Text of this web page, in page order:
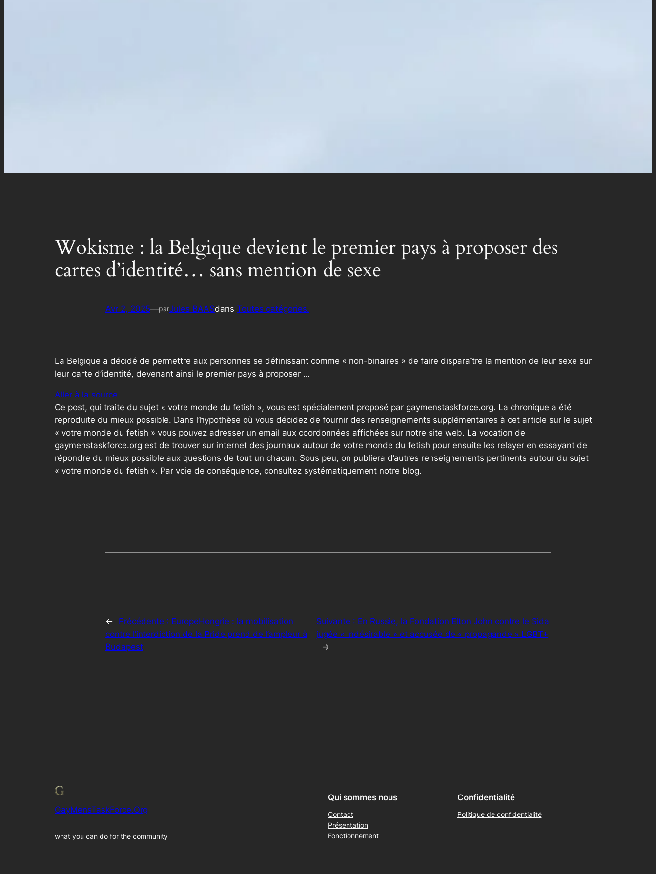
Wokisme : la Belgique devient le premier pays à proposer des
cartes d’identité… sans mention de sexe
Avr 2, 2025—parJules BAASdans Toutes catégories.
La Belgique a décidé de permettre aux personnes se définissant comme « non-binaires » de faire disparaître la mention de leur sexe sur
leur carte d’identité, devenant ainsi le premier pays à proposer …
Aller à la source
Ce post, qui traite du sujet « votre monde du fetish », vous est spécialement proposé par gaymenstaskforce.org. La chronique a été
reproduite du mieux possible. Dans l’hypothèse où vous décidez de fournir des renseignements supplémentaires à cet article sur le sujet
« votre monde du fetish » vous pouvez adresser un email aux coordonnées affichées sur notre site web. La vocation de
gaymenstaskforce.org est de trouver sur internet des journaux autour de votre monde du fetish pour ensuite les relayer en essayant de
répondre du mieux possible aux questions de tout un chacun. Sous peu, on publiera d’autres renseignements pertinents autour du sujet
« votre monde du fetish ». Par voie de conséquence, consultez systématiquement notre blog.
← Précédente : EuropeHongrie : la mobilisation
contre l’interdiction de la Pride prend de l’ampleur à
Budapest
Suivante : En Russie, la Fondation Elton John contre le Sida
jugée « indésirable » et accusée de « propagande » LGBT+
→
GayMensTaskForce.Org
what you can do for the community
Qui sommes nous
Contact
Présentation
Fonctionnement
Confidentialité
Politique de confidentialité